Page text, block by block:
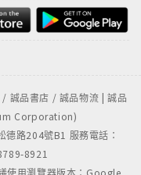
誠品書店 / 誠品物流 | 誠品
Corporation)
路204號B1 服務電話：
8921